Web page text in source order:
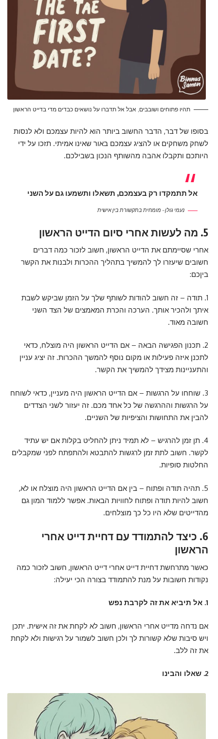
תהיו פתוחים ושובבים, אבל אל תדברו על נושאים כבדים מדי בדייט הראשון
בסופו של דבר, הדבר החשוב ביותר הוא להיות עצמכם ולא לנסות
לשחק משחקים או להציג עצמכם באור שאינו אמיתי. תזכו על ידי
היותכם ותקבלו אהבה מהשותף הנכון בשבילכם.
אל תתמקדו רק בעצמכם, תשאלו ותשמעו גם על השני
נעמי גולן – מומחית בתקשורת בין אישית
5. מה לעשות אחרי סיום הדייט הראשון
אחרי שסיימתם את הדייט הראשון, חשוב לזכור כמה דברים
חשובים שיעזרו לך להמשיך בתהליך ההכרות ולבנות את הקשר
ביןכם:
1. תודה – זה חשוב להודות לשותף שלך על הזמן שביקש לשבת
איתך ולהכיר אותך. הערכה והכרת המאמצים של הצד השני
חשובה מאוד.
2. תכנון הפגישה הבאה – אם הדייט הראשון היה מוצלח, כדאי
לתכנן איזה פעילות או מקום נוסף להמשך ההכרות. זה יציג עניין
והתעניינות מצידך להמשיך את הקשר.
3. שוחחו על הרגשות – אם הדייט הראשון היה מעניין, כדאי לשוחח
על הרגשות וההרגשה של כל אחד מכם. זה יעזור לשני הצדדים
להבין את התחושות והציפיות של השניים.
4. תן זמן להרגיש – לא תמיד ניתן להחליט בקלות אם יש עתיד
לקשר. חשוב לתת זמן לרגשות להתבטא ולהתפתח לפני שמקבלים
החלטות סופיות.
5. תהיה תודה ופתוח – בין אם הדייט הראשון היה מוצלח או לא,
חשוב להיות תודה ופתוח לחוויות הבאות. אפשר ללמוד המון גם
מהדייטים שלא היו כל כך מוצלחים.
6. כיצד להתמודד עם דחיית דייט אחרי
הראשון
כאשר מתרחשת דחיית דייט אחרי דייט הראשון, חשוב לזכור כמה
נקודות חשובות על מנת להתמודד בצורה הכי יעילה:
1. אל תיביא את זה לקרבת נפש
אם נדחה מדייט אחרי הראשון, חשוב לא לקחת את זה אישית. יתכן
ויש סיבות שלא קשורות לך ולכן חשוב לשמור על רגישות ולא לקחת
את זה ללב.
2. שאלו והבינו